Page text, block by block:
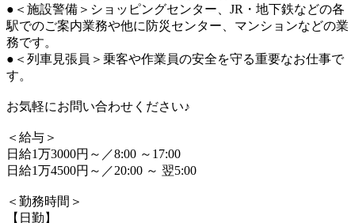
●＜施設警備＞ショッピングセンター、JR・地下鉄などの各
駅でのご案内業務や他に防災センター、マンションなどの業
務です。
●＜列車見張員＞乗客や作業員の安全を守る重要なお仕事で
す。
お気軽にお問い合わせください♪
＜給与＞
日給1万3000円～／8:00 ～17:00
日給1万4500円～／20:00 ～ 翌5:00
＜勤務時間＞
【日勤】